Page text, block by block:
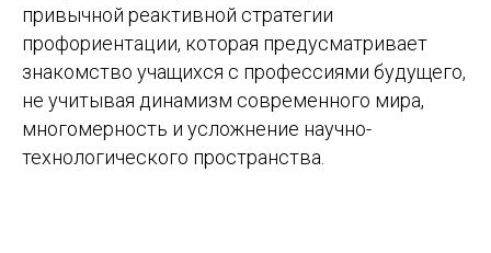
привычной реактивной стратегии
профориентации, которая предусматривает
знакомство учащихся с профессиями будущего,
не учитывая динамизм современного мира,
многомерность и усложнение научно-
технологического пространства.